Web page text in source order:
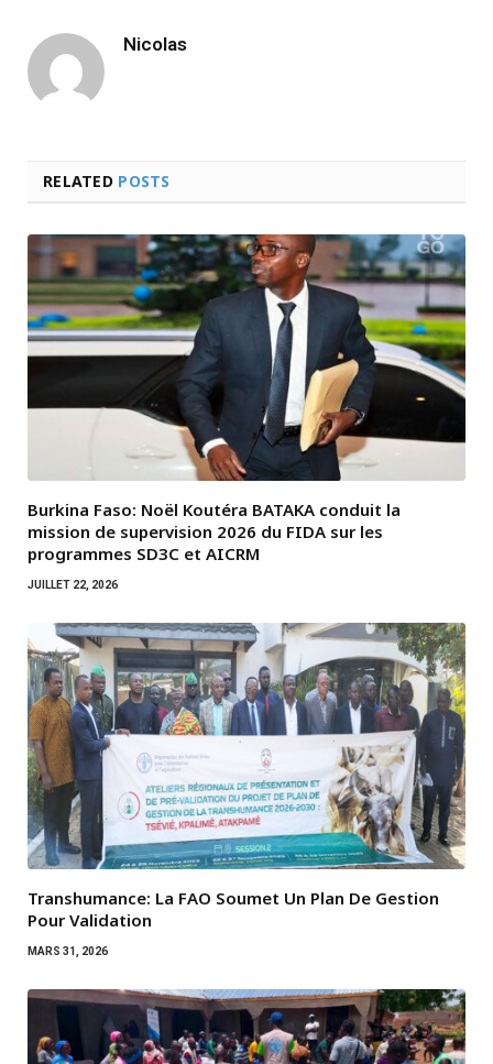
Nicolas
RELATED POSTS
Burkina Faso: Noël Koutéra BATAKA conduit la
mission de supervision 2026 du FIDA sur les
programmes SD3C et AICRM
JUILLET 22, 2026
Transhumance: La FAO Soumet Un Plan De Gestion
Pour Validation
MARS 31, 2026